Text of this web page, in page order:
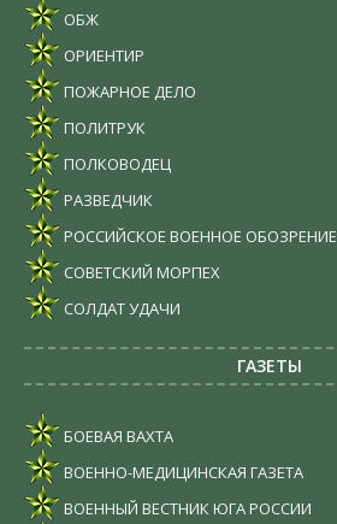
ОБЖ
ОРИЕНТИР
ПОЖАРНОЕ ДЕЛО
ПОЛИТРУК
ПОЛКОВОДЕЦ
РАЗВЕДЧИК
РОССИЙСКОЕ ВОЕННОЕ ОБОЗРЕНИЕ
СОВЕТСКИЙ МОРПЕХ
СОЛДАТ УДАЧИ
ГАЗЕТЫ
БОЕВАЯ ВАХТА
ВОЕННО-МЕДИЦИНСКАЯ ГАЗЕТА
ВОЕННЫЙ ВЕСТНИК ЮГА РОССИИ